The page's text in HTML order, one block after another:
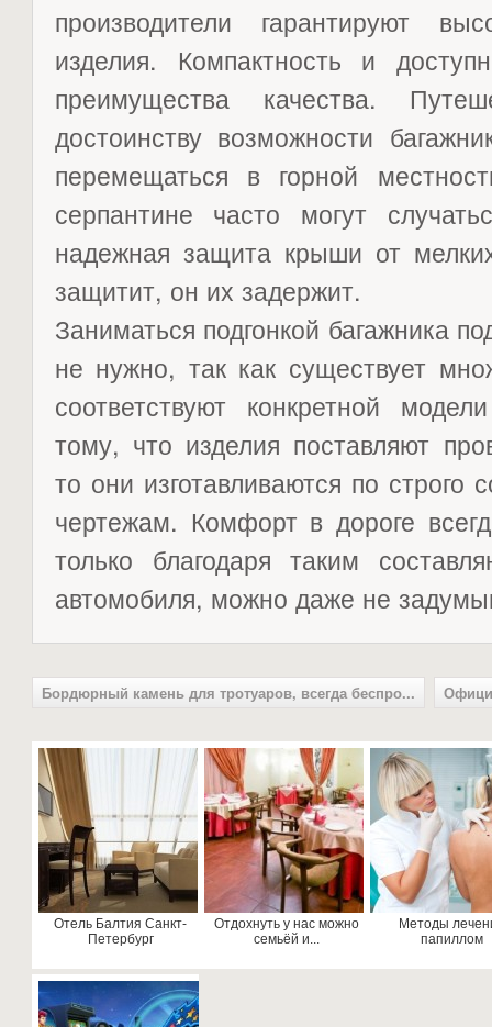
производители гарантируют
изделия. Компактность и
преимущества качества.
достоинству возможности
перемещаться в горной
серпантине часто могут
надежная защита крыши от
защитит, он их задержит.
Заниматься подгонкой багажника
не нужно, так как существует
соответствуют конкретной
тому, что изделия поставляют
то они изготавливаются по
чертежам. Комфорт в дороге
только благодаря таким
автомобиля, можно даже не
Бордюрный камень для тротуаров, всегда беспро...
Отель Балтия Санкт-
Петербург
Отдохнуть у нас можно
семьёй и...
Методы
папиллом